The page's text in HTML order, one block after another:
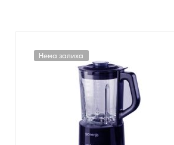
Нема залиха